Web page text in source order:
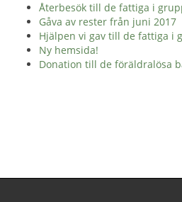
Återbesök till de fattiga i
Gåva av rester från juni 2017
Hjälpen vi gav till de fattiga i
Ny hemsida!
Donation till de föräldralösa